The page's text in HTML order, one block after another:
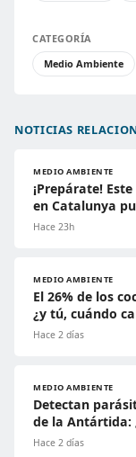
CATEGORÍA
Medio Ambiente
NOTICIAS
MEDIO AMBIENTE
¡Prepárate!
en Catalunya
Hace 23h
MEDIO AMBIENTE
El 26% de los
¿y tú, cuándo
Hace 2 días
MEDIO AMBIENTE
Detectan
de la Antártida:
Hace 2 días